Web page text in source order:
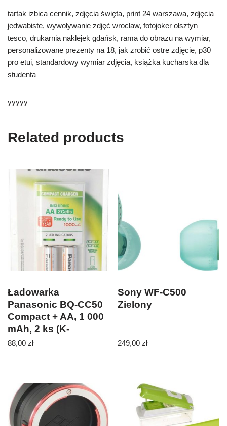
tartak izbica cennik, zdjęcia święta, print 24 warszawa, zdjęcia
jedwabiste, wywoływanie zdjęć wrocław, fotojoker olsztyn
tesco, drukarnia naklejek gdańsk, rama do obrazu na wymiar,
personalizowane prezenty na 18, jak zrobić ostre zdjęcie, p30
pro etui, standardowy wymiar zdjęcia, książka kucharska dla
studenta
yyyyy
Related products
Ładowarka
Panasonic BQ-CC50
Compact + AA, 1 000
mAh, 2 ks (K-
KJ50LGA20E)
88,00 zł
Sony WF-C500
Zielony
249,00zł